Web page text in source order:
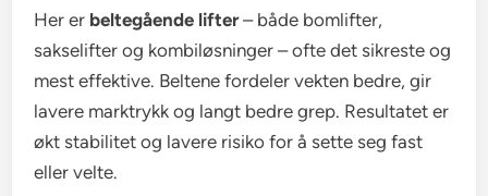
Her er beltegående lifter– både bomlifter,
sakselifter og kombiløsninger – ofte det sikreste og
mest effektive. Beltene fordeler vekten bedre, gir
lavere marktrykk og langt bedre grep. Resultatet er
økt stabilitet og lavere risiko for å sette seg fast
eller velte.